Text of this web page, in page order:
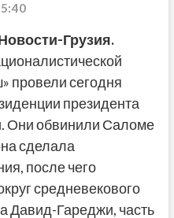
Грузия.
провели сегодня
президента
Они обвинили Саломе
сделала
после чего
средневекового
Давид-Гареджи, часть